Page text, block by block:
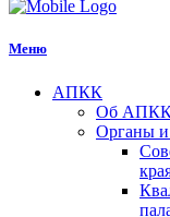
Меню
АПКК
Об
Органы и